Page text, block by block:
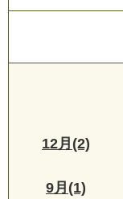
12月(2)
9月(1)